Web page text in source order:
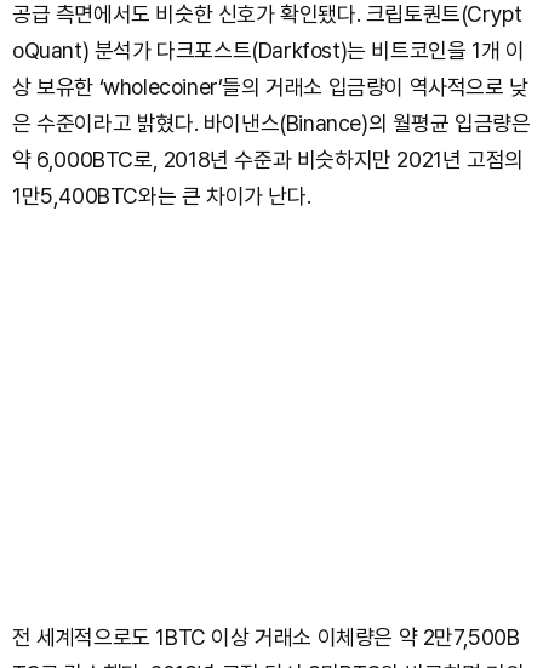
공급 측면에서도 비슷한 신호가 확인됐다. 크립토퀀트(Crypt
oQuant) 분석가 다크포스트(Darkfost)는 비트코인을 1개 이
상 보유한 ‘wholecoiner’들의 거래소 입금량이 역사적으로 낮
은 수준이라고 밝혔다. 바이낸스(Binance)의 월평균 입금량은
약 6,000BTC로, 2018년 수준과 비슷하지만 2021년 고점의
1만5,400BTC와는 큰 차이가 난다.
전 세계적으로도 1BTC 이상 거래소 이체량은 약 2만7,500B